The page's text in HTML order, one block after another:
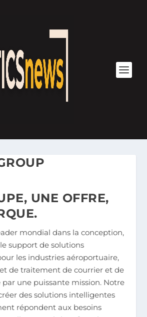
UNE OFFRE,
mondial dans la conception,
support de solutions
les industries aéroportuaire,
de traitement de courrier et de
par une puissante mission. Notre
des solutions intelligentes
répondent aux besoins